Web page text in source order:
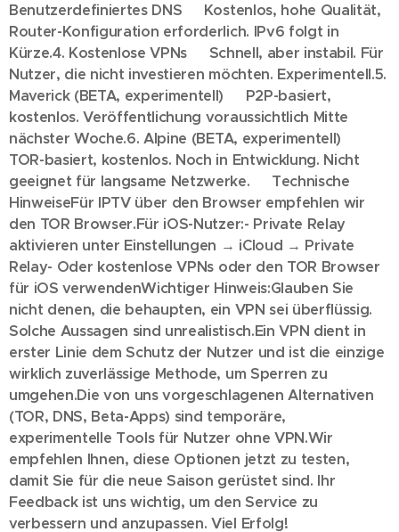
Benutzerdefiniertes DNS 🌐 Kostenlos, hohe Qualität,
Router-Konfiguration erforderlich. IPv6 folgt in
Kürze.4. Kostenlose VPNs 💡 Schnell, aber instabil. Für
Nutzer, die nicht investieren möchten. Experimentell.5.
Maverick (BETA, experimentell) ⚙️ P2P-basiert,
kostenlos. Veröffentlichung voraussichtlich Mitte
nächster Woche.6. Alpine (BETA, experimentell)
TOR-basiert, kostenlos. Noch in Entwicklung. Nicht
geeignet für langsame Netzwerke. 📺 Technische
HinweiseFür IPTV über den Browser empfehlen wir
den TOR Browser.Für iOS-Nutzer:- Private Relay
aktivieren unter Einstellungen → iCloud → Private
Relay- Oder kostenlose VPNs oder den TOR Browser
für iOS verwendenWichtiger Hinweis:Glauben Sie
nicht denen, die behaupten, ein VPN sei überflüssig.
Solche Aussagen sind unrealistisch.Ein VPN dient in
erster Linie dem Schutz der Nutzer und ist die einzige
wirklich zuverlässige Methode, um Sperren zu
umgehen.Die von uns vorgeschlagenen Alternativen
(TOR, DNS, Beta-Apps) sind temporäre,
experimentelle Tools für Nutzer ohne VPN.Wir
empfehlen Ihnen, diese Optionen jetzt zu testen,
damit Sie für die neue Saison gerüstet sind. Ihr
Feedback ist uns wichtig, um den Service zu
verbessern und anzupassen. Viel Erfolg!